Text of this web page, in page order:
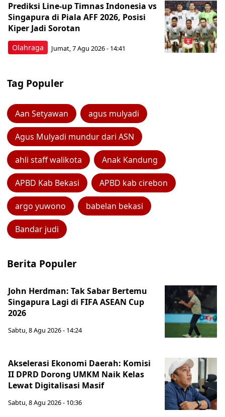
Olahraga
Prediksi Line-up Timnas Indonesia vs
Singapura di Piala AFF 2026, Posisi
Kiper Jadi Sorotan
Jumat, 7 Agu 2026 - 14:41
Tag Populer
Aan Setyawan agus mulyadi
Agus Mulyadi mundur dari ASN
ahli staff walikota Anak Kandung
APBD Kab Bekasi APBD kab cirebon
argo yuwono babelan bekasi
Bandar judi
Berita Populer
John Herdman: Tak Sabar Bertemu
Singapura Lagi di FIFA ASEAN Cup
2026
Sabtu, 8 Agu 2026 - 14:24
Akselerasi Ekonomi Daerah: Komisi
II DPRD Dorong UMKM Naik Kelas
Lewat Digitalisasi Masif
Sabtu, 8 Agu 2026 - 10:36